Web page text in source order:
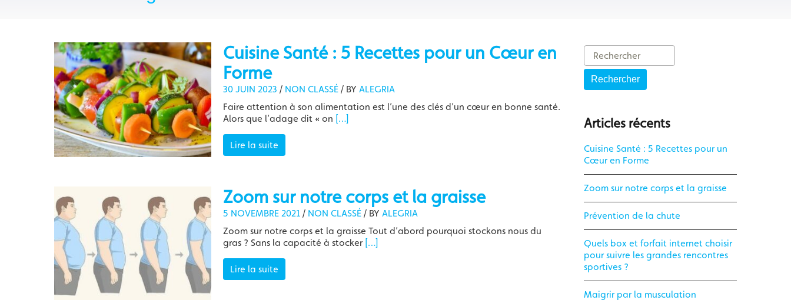
Cuisine Santé : 5 Recettes pour un Cœur en
Forme
30 JUIN 2023 / NON CLASSÉ / BY ALEGRIA
Faire attention à son alimentation est l’une des clés d’un cœur en bonne santé.
Alors que l’adage dit « on […]
Lire la suite
Zoom sur notre corps et la graisse
5 NOVEMBRE 2021 / NON CLASSÉ / BY ALEGRIA
Zoom sur notre corps et la graisse Tout d’abord pourquoi stockons nous du
gras ? Sans la capacité à stocker […]
Lire la suite
Rechercher
Articles récents
Cuisine Santé : 5 Recettes pour un
Cœur en Forme
Zoom sur notre corps et la graisse
Prévention de la chute
Quels box et forfait internet choisir
pour suivre les grandes rencontres
sportives ?
Maigrir par la musculation